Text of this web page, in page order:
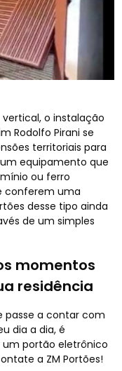
o instalação
Rodolfo Pirani se
territoriais para
equipamento que
ou ferro
conferem uma
desse tipo ainda
de um simples
momentos
residência
passe a contar com
dia a dia, é
portão eletrônico
a ZM Portões!